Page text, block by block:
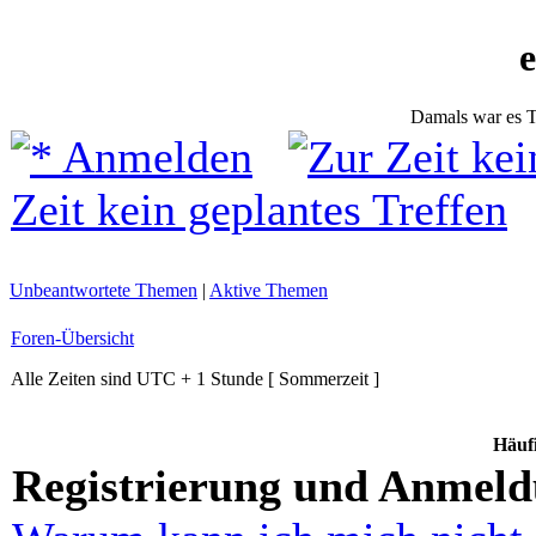
Damals war es
Anmelden
Zeit kein geplantes Treffen
Unbeantwortete Themen | Aktive Themen
Foren-Übersicht
Alle Zeiten sind UTC + 1 Stunde [ Sommerzeit ]
Registrierung und